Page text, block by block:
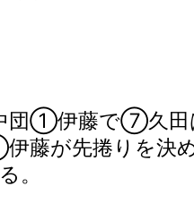
団①伊藤で⑦久田
藤が先捲りを決め
。